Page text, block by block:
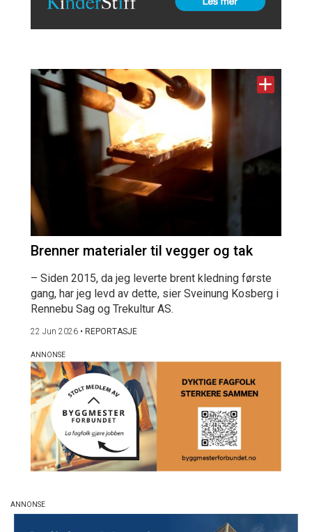
Brenner materialer til vegger og tak
– Siden 2015, da jeg leverte brent kledning første
gang, har jeg levd av dette, sier Sveinung Kosberg i
Rennebu Sag og Trekultur AS.
22 Jun 2026 • REPORTASJE